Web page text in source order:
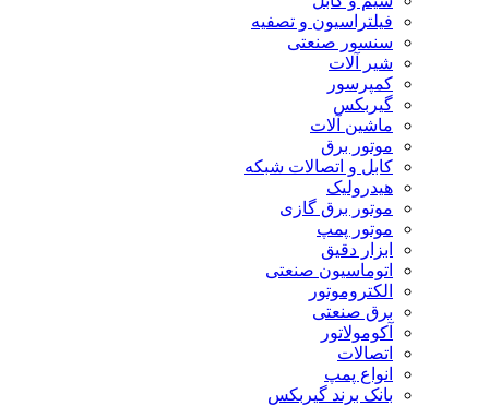
فیلتراسیون و تصفیه
سنسور صنعتی
شیر آلات
کمپرسور
گیربکس
ماشین آلات
موتور برق
کابل و اتصالات شبکه
هیدرولیک
موتور برق گازی
موتور پمپ
ابزار دقیق
اتوماسیون صنعتی
الکتروموتور
برق صنعتی
آکومولاتور
اتصالات
انواع پمپ
بانک برند گیربکس